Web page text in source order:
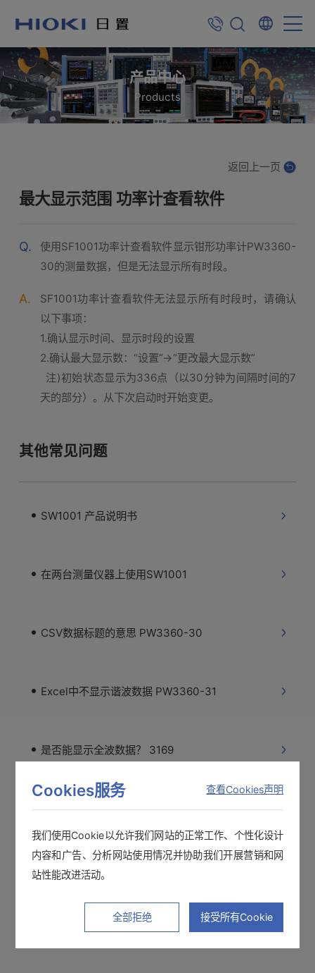
产品中心
Products
最大显示范围 功率计查看软件
返回上一页
Q.
使用SF1001功率计查看软件显示钳形功率计PW3360-
30的测量数据，但是无法显示所有时段。
A.
SF1001功率计查看软件无法显示所有时段时，请确认
以下事项：
1.确认显示时间、显示时段的设置
2.确认最大显示数：“设置”→“更改最大显示数”
注)初始状态显示为336点（以30分钟为间隔时间的7
天的部分）。从下次启动时开始变更。
其他常见问题
SW1001 产品说明书
在两台测量仪器上使用SW1001
CSV数据标题的意思 PW3360-30
Excel中不显示谐波数据 PW3360-31
是否能显示全波数据？ 3169
无法安装 软件下载
谐波数据（二进制）的CSV转换
是否可以使用SF1001覆盖在不同时间测量的多个数据？
Cookies服务 查看Cookies声明
我们使用Cookie以允许我们网站的正常工作、个性化设计
内容和广告、分析网站使用情况并协助我们开展营销和网
站性能改进活动。
全部拒绝 接受所有Cookie